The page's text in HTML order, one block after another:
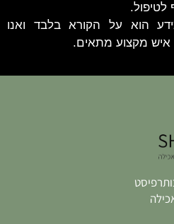
לטיפול.
הוא על הקורא בלבד ואנו
איש מקצוע מתאים.